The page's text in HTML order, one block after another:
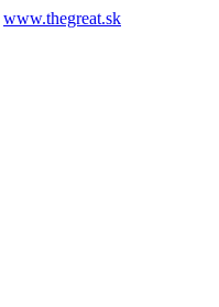
www.thegreat.sk